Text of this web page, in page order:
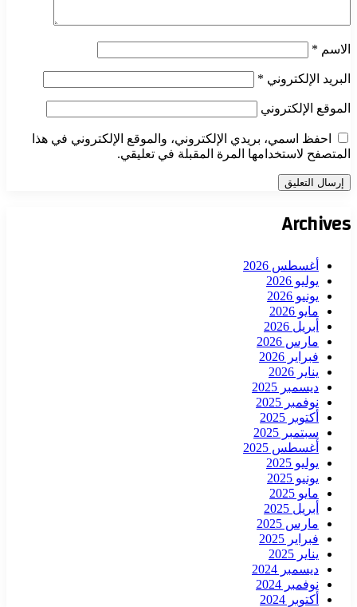
الاسم *
البريد الإلكتروني *
الموقع الإلكتروني
احفظ اسمي، بريدي الإلكتروني، والموقع الإلكتروني في هذا
المتصفح لاستخدامها المرة المقبلة في تعليقي.
Archives
أغسطس 2026
يوليو 2026
يونيو 2026
مايو 2026
أبريل 2026
مارس 2026
فبراير 2026
يناير 2026
ديسمبر 2025
نوفمبر 2025
أكتوبر 2025
سبتمبر 2025
أغسطس 2025
يوليو 2025
يونيو 2025
مايو 2025
أبريل 2025
مارس 2025
فبراير 2025
يناير 2025
ديسمبر 2024
نوفمبر 2024
أكتوبر 2024